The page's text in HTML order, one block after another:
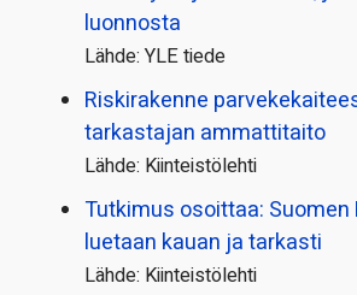
luonnosta
Lähde: YLE tiede
Riskirakenne
tarkastajan ammattitaito
Lähde: Kiinteistölehti
Tutkimus osoittaa:
luetaan kauan ja tarkasti
Lähde: Kiinteistölehti